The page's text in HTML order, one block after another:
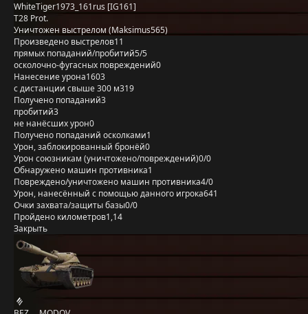
WhiteTiger1973_161rus [IG161]
T28 Prot.
Уничтожен выстрелом (Maksimus565)
Произведено выстрелов11
прямых попаданий/пробитий5/5
осколочно-фугасных повреждений0
Нанесение урона1603
с дистанции свыше 300 м319
Получено попаданий3
пробитий3
не нанёсших урон0
Получено попаданий осколками1
Урон, заблокированный бронёй0
Урон союзникам (уничтожено/повреждений)0/0
Обнаружено машин противника1
Повреждено/уничтожено машин противника4/0
Урон, нанесённый с помощью данного игрока641
Очки захвата/защиты базы0/0
Пройдено километров1,14
Закрыть